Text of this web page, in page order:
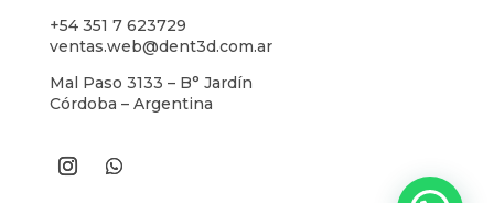
+54 351 7 623729
ventas.web@dent3d.com.ar
Mal Paso 3133 – B° Jardín
Córdoba – Argentina